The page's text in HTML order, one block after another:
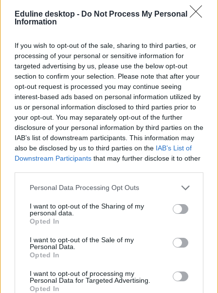
Eduline desktop - Do Not Process My Personal
Information
If you wish to opt-out of the sale, sharing to third parties, or
processing of your personal or sensitive information for
targeted advertising by us, please use the below opt-out
section to confirm your selection. Please note that after your
opt-out request is processed you may continue seeing
interest-based ads based on personal information utilized by
us or personal information disclosed to third parties prior to
your opt-out. You may separately opt-out of the further
disclosure of your personal information by third parties on the
IAB’s list of downstream participants. This information may
also be disclosed by us to third parties on the IAB’s List of
Downstream Participants that may further disclose it to other
Personal Data Processing Opt Outs
I want to opt-out of the Sharing of my
personal data.
Opted In
I want to opt-out of the Sale of my
Personal Data.
Opted In
I want to opt-out of processing my
Personal Data for Targeted Advertising.
Opted In